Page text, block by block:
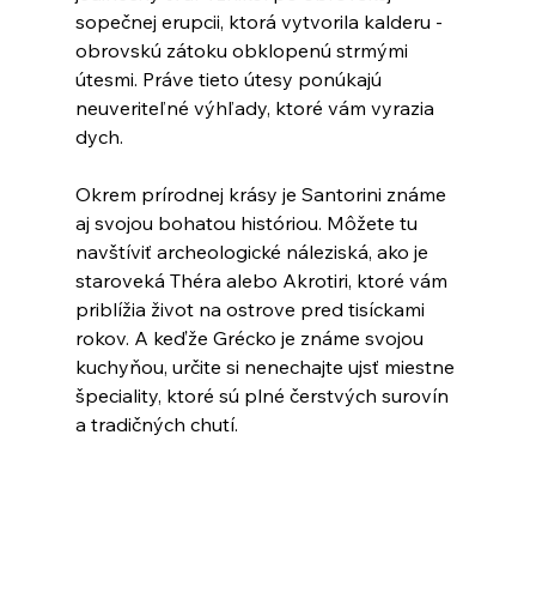
sopečnej erupcii, ktorá vytvorila kalderu -
obrovskú zátoku obklopenú strmými
útesmi. Práve tieto útesy ponúkajú
neuveriteľné výhľady, ktoré vám vyrazia
dych.
Okrem prírodnej krásy je Santorini známe
aj svojou bohatou históriou. Môžete tu
navštíviť archeologické náleziská, ako je
staroveká Théra alebo Akrotiri, ktoré vám
priblížia život na ostrove pred tisíckami
rokov. A keďže Grécko je známe svojou
kuchyňou, určite si nenechajte ujsť miestne
špeciality, ktoré sú plné čerstvých surovín
a tradičných chutí.